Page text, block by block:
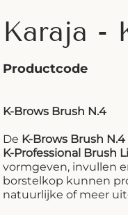
Karaja -
Productcode
K-Brows Brush N.4
De K-Brows Brush N.4
K-Professional Brush
vormgeven, invullen
borstelkop kunnen
natuurlijke of meer